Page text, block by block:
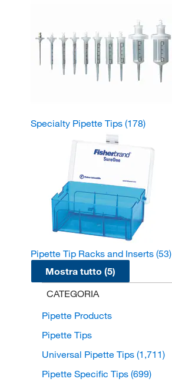
Specialty Pipette Tips (178)
Pipette Tip Racks and Inserts (53)
Mostra tutto (5)
CATEGORIA
Pipette Products
Pipette Tips
Universal Pipette Tips (1,711)
Pipette Specific Tips (699)